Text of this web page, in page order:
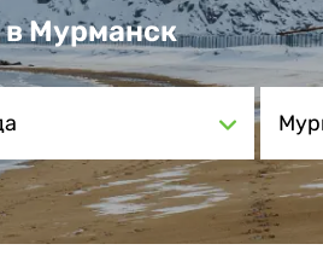
На 1 день
На 2 дня
На 3 дня
На 5 дней
На 6-12 дней
Мурманск